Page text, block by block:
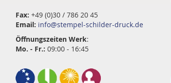
Fax: +49 (0)30 / 786 20 45
Email: info@stempel-schilder-druck.de
Öffnungszeiten Werk:
Mo. - Fr.: 09:00 - 16:45